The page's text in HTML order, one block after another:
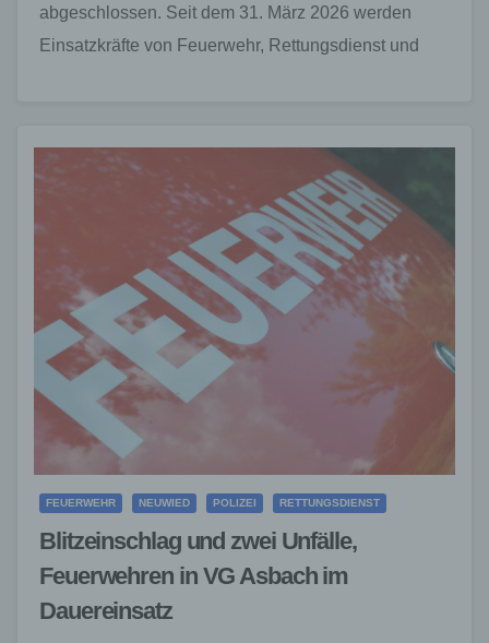
abgeschlossen. Seit dem 31. März 2026 werden
Einsatzkräfte von Feuerwehr, Rettungsdienst und
FEUERWEHR NEUWIED POLIZEI RETTUNGSDIENST
Blitzeinschlag und zwei Unfälle,
Feuerwehren in VG Asbach im
Dauereinsatz